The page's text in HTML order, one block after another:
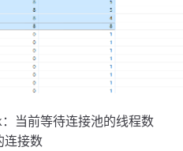
当前等待连接池的线程数
连接数